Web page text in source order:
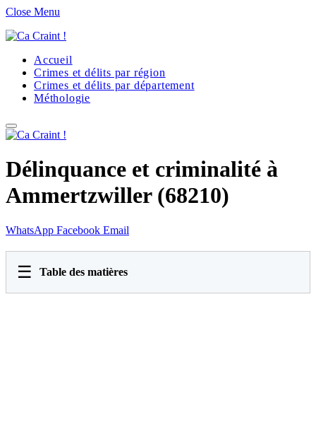
Close Menu
Accueil
Crimes et délits par région
Crimes et délits par département
Méthologie
Délinquance et criminalité à
Ammertzwiller (68210)
WhatsApp Facebook Email
☰ Table des matières